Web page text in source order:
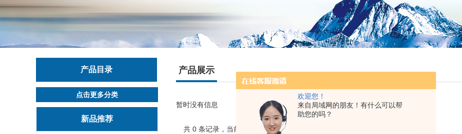
欢迎您！
来自局域网的朋友！有什么可以帮
助您的吗？
产品目录
点击更多分类
新品推荐
产品展示
暂时没有信息
共 0 条记录，当前 1 / 1 页 首页 上一页 下一页 末页 跳转到第